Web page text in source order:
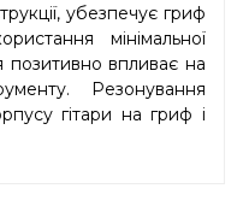
убезпечує гриф
мінімальної
позитивно впливає на
Резонування
гітари на гриф і